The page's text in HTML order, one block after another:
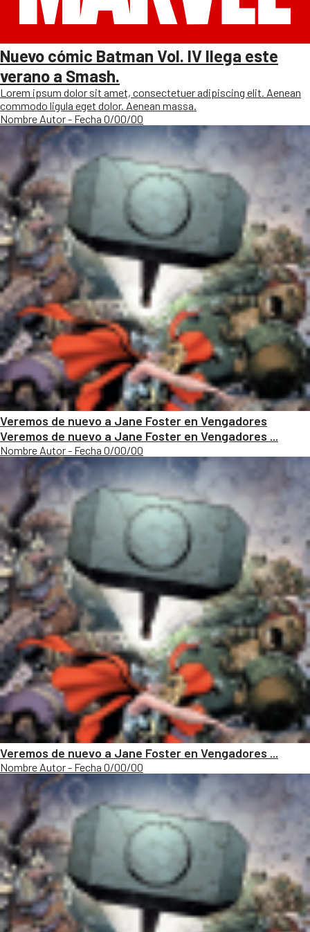
Nuevo cómic Batman Vol. IV llega este
verano a Smash.
Lorem ipsum dolor sit amet, consectetuer adipiscing elit. Aenean
commodo ligula eget dolor. Aenean massa.
Nombre Autor - Fecha 0/00/00
Veremos de nuevo a Jane Foster en Vengadores
Veremos de nuevo a Jane Foster en Vengadores ...
Nombre Autor - Fecha 0/00/00
Veremos de nuevo a Jane Foster en Vengadores ...
Nombre Autor - Fecha 0/00/00